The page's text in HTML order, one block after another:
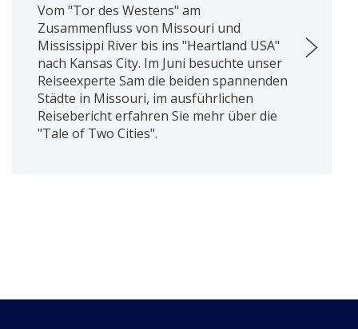
Vom "Tor des Westens" am
Zusammenfluss von Missouri und
Mississippi River bis ins "Heartland USA"
nach Kansas City. Im Juni besuchte unser
Reiseexperte Sam die beiden spannenden
Städte in Missouri, im ausführlichen
Reisebericht erfahren Sie mehr über die
"Tale of Two Cities".